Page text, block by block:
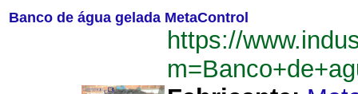
Banco de água gelada MetaControl
https://